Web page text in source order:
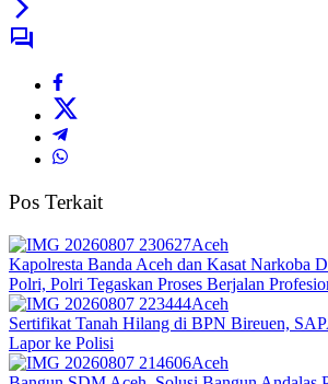
Pos Terkait
Aceh
Kapolresta Banda Aceh dan Kasat Narkoba
Polri, Polri Tegaskan Proses Berjalan
Aceh
Sertifikat Tanah Hilang di BPN Bireuen,
Lapor ke Polisi
Aceh